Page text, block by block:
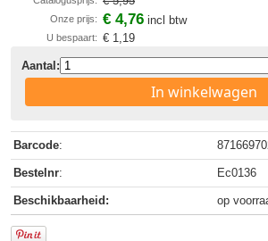
Onze prijs: € 4,76 incl btw
U bespaart: € 1,19
Aantal:
In winkelwagen
Barcode:
Bestelnr: Ec0136
Beschikbaarheid: op